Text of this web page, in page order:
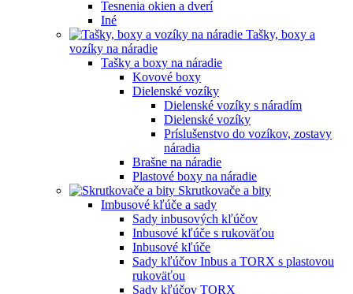
Tesnenia okien a dverí
Iné
Tašky, boxy a
vozíky na náradie
Tašky a boxy na náradie
Kovové boxy
Dielenské vozíky
Dielenské vozíky s náradím
Dielenské vozíky
Príslušenstvo do vozíkov, zostavy
náradia
Brašne na náradie
Plastové boxy na náradie
Skrutkovače a bity
Imbusové kľúče a sady
Sady inbusových kľúčov
Inbusové kľúče s rukoväťou
Inbusové kľúče
Sady kľúčov Inbus a TORX s plastovou
rukoväťou
Sady kľúčov TORX